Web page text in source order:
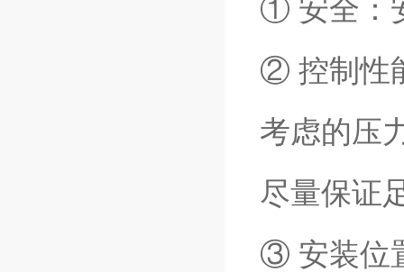
① 安全：
② 控制性
考虑的压
尽量保证
③ 安装位